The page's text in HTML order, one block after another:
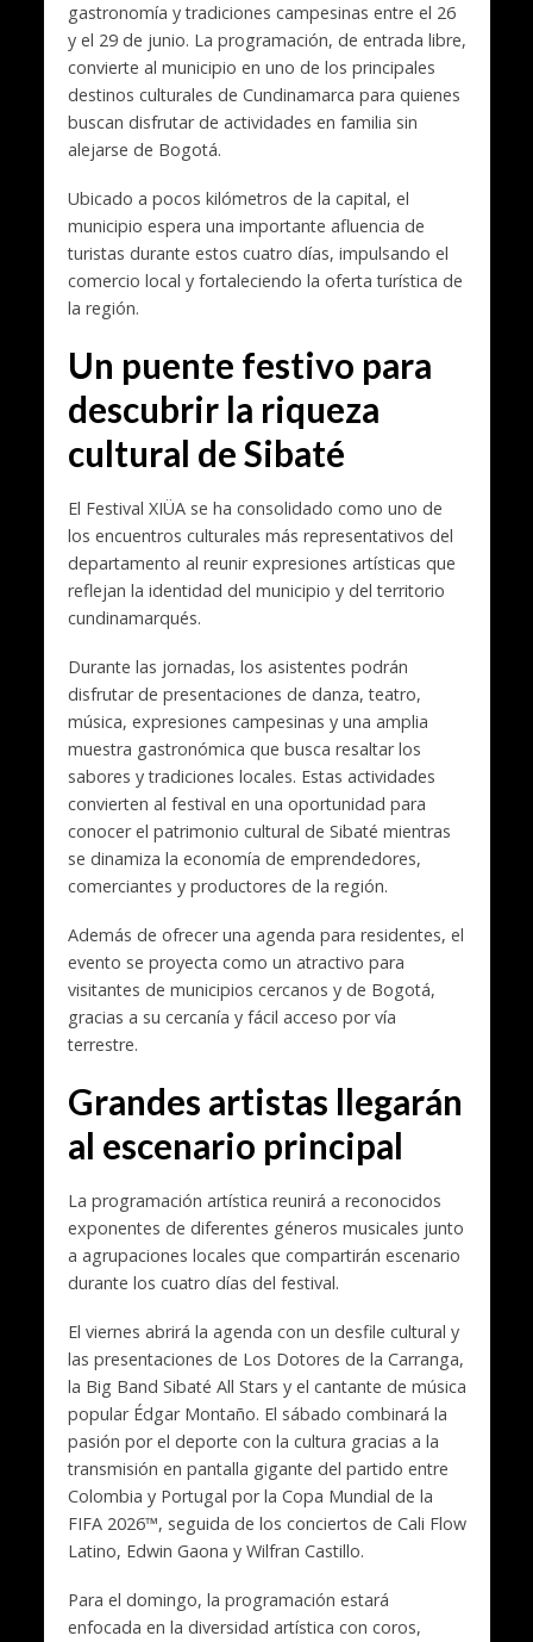
gastronomía y tradiciones campesinas entre el 26
y el 29 de junio. La programación, de entrada libre,
convierte al municipio en uno de los principales
destinos culturales de Cundinamarca para quienes
buscan disfrutar de actividades en familia sin
alejarse de Bogotá.
Ubicado a pocos kilómetros de la capital, el
municipio espera una importante afluencia de
turistas durante estos cuatro días, impulsando el
comercio local y fortaleciendo la oferta turística de
la región.
Un puente festivo para
descubrir la riqueza
cultural de Sibaté
El Festival XIÜA se ha consolidado como uno de
los encuentros culturales más representativos del
departamento al reunir expresiones artísticas que
reflejan la identidad del municipio y del territorio
cundinamarqués.
Durante las jornadas, los asistentes podrán
disfrutar de presentaciones de danza, teatro,
música, expresiones campesinas y una amplia
muestra gastronómica que busca resaltar los
sabores y tradiciones locales. Estas actividades
convierten al festival en una oportunidad para
conocer el patrimonio cultural de Sibaté mientras
se dinamiza la economía de emprendedores,
comerciantes y productores de la región.
Además de ofrecer una agenda para residentes, el
evento se proyecta como un atractivo para
visitantes de municipios cercanos y de Bogotá,
gracias a su cercanía y fácil acceso por vía
terrestre.
Grandes artistas llegarán
al escenario principal
La programación artística reunirá a reconocidos
exponentes de diferentes géneros musicales junto
a agrupaciones locales que compartirán escenario
durante los cuatro días del festival.
El viernes abrirá la agenda con un desfile cultural y
las presentaciones de Los Dotores de la Carranga,
la Big Band Sibaté All Stars y el cantante de música
popular Édgar Montaño. El sábado combinará la
pasión por el deporte con la cultura gracias a la
transmisión en pantalla gigante del partido entre
Colombia y Portugal por la Copa Mundial de la
FIFA 2026™, seguida de los conciertos de Cali Flow
Latino, Edwin Gaona y Wilfran Castillo.
Para el domingo, la programación estará
enfocada en la diversidad artística con coros,